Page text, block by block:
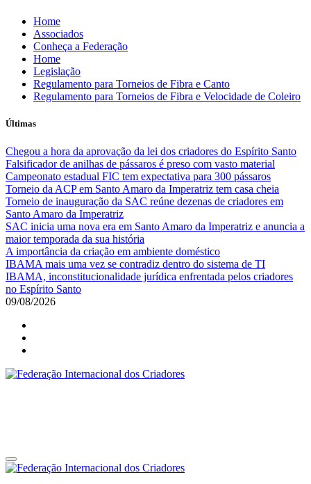
Skip
content
Home
Associados
Conheça a Federação
Home
Legislação
Regulamento para Torneios de Fibra e Canto
Regulamento para Torneios de Fibra e Velocidade de Coleiro
Últimas
Chegou a hora da aprovação da lei dos criadores do Espírito Santo
Falsificador de anilhas de pássaros é preso com vasto material
Campeonato estadual FIC tem expectativa para 300 pássaros
Torneio da ACP em Santo Amaro da Imperatriz tem casa cheia
Torneio de inauguração da SAC reúne dezenas de criadores em
Santo Amaro da Imperatriz
SAC inicia uma nova era em Santo Amaro da Imperatriz e anuncia a
maior temporada da sua história
A importância da criação em ambiente doméstico
IBAMA mais uma vez se contradiz dentro do sistema de TI
IBAMA, inconstitucionalidade jurídica enfrentada pelos criadores
no Espírito Santo
09/08/2026